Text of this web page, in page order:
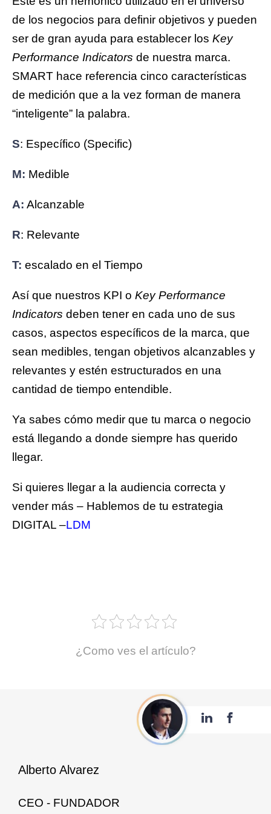
de los negocios para definir objetivos y pueden
ser de gran ayuda para establecer los Key
Performance Indicators de nuestra marca.
SMART hace referencia cinco características
de medición que a la vez forman de manera
“inteligente” la palabra.
S: Específico (Specific)
M: Medible
A: Alcanzable
R: Relevante
T: escalado en el Tiempo
Así que nuestros KPI o Key Performance
Indicators deben tener en cada uno de sus
casos, aspectos específicos de la marca, que
sean medibles, tengan objetivos alcanzables y
relevantes y estén estructurados en una
cantidad de tiempo entendible.
Ya sabes cómo medir que tu marca o negocio
está llegando a donde siempre has querido
llegar.
Si quieres llegar a la audiencia correcta y
vender más – Hablemos de tu estrategia
DIGITAL –LDM
¿Como ves el artículo?
Alberto Alvarez
CEO - FUNDADOR